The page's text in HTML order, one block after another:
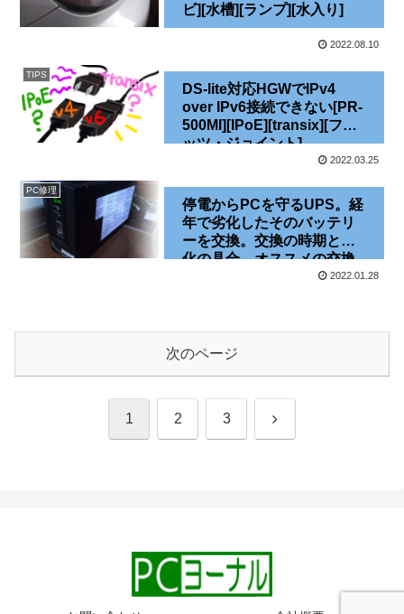
ビ][水槽][ランプ][水入り]
2022.08.10
TIPS
DS-lite対応HGWでIPv4
over IPv6接続できない[PR-
500MI][IPoE][transix][フレ
ッツ・ジョイント]
2022.03.25
PC修理
停電からPCを守るUPS。経
年で劣化したそのバッテリ
ーを交換。交換の時期と劣
化の具合、オススメの交換
バッテリーなど[BY50S]2022.01.28
次のページ
1 2 3 次